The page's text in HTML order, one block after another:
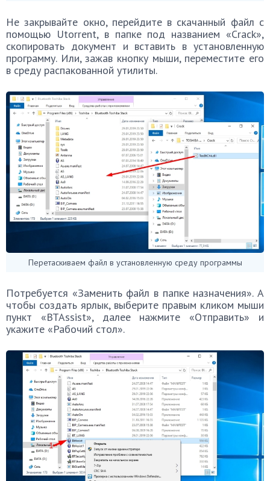
Не закрывайте окно, перейдите в скачанный файл с
помощью Utorrent, в папке под названием «Crack»,
скопировать документ и вставить в установленную
программу. Или, зажав кнопку мыши, переместите его
в среду распакованной утилиты.
Перетаскиваем файл в установленную среду программы
Потребуется «Заменить файл в папке назначения». А
чтобы создать ярлык, выберите правым кликом мыши
пункт «BTAssist», далее нажмите «Отправить» и
укажите «Рабочий стол».